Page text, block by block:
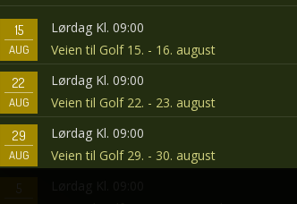
15
AUG
Lørdag Kl. 09:00
Veien til Golf 15. - 16. august
22
AUG
Lørdag Kl. 09:00
Veien til Golf 22. - 23. august
29
AUG
Lørdag Kl. 09:00
Veien til Golf 29. - 30. august
5